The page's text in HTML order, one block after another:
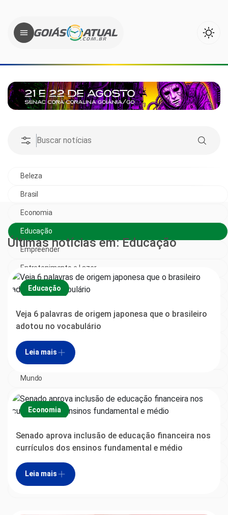
Beleza
Brasil
Economia
Educação
Empreender
Entretenimento e Lazer
Especial
Gastronomia
Goiás
Magazine
Mundo
Música
Política
Saúde
Sem categoria
Tecnologia
TV e Cinema
Últimas notícias em: Educação
Educação
Veja 6 palavras de origem japonesa que o brasileiro
adotou no vocabulário
Leia mais
Economia
Senado aprova inclusão de educação financeira nos
currículos dos ensinos fundamental e médio
Leia mais